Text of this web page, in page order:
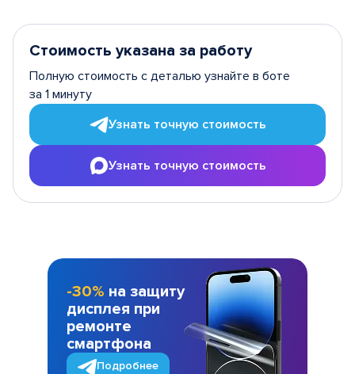
Стоимость указана за работу
Полную стоимость с деталью узнайте в боте
за 1 минуту
Узнать точную стоимость
Узнать точную стоимость
-30% на защиту
дисплея при
ремонте
смартфона
Подробнее